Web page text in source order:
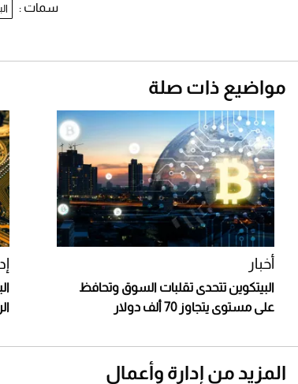
سمات :
مواضيع ذات صلة
أخبار
البيتكوين تتحدى تقلبات السوق وتحافظ
على مستوى يتجاوز 70 ألف دولار
المزيد من إدارة وأعمال